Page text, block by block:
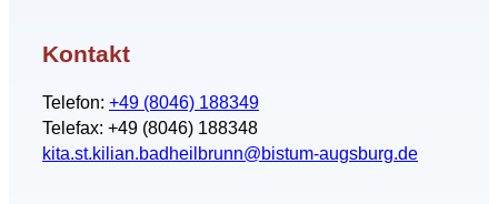
Kontakt
Telefon: +49 (8046) 188349
Telefax: +49 (8046) 188348
kita.st.kilian.badheilbrunn@bistum-augsburg.de